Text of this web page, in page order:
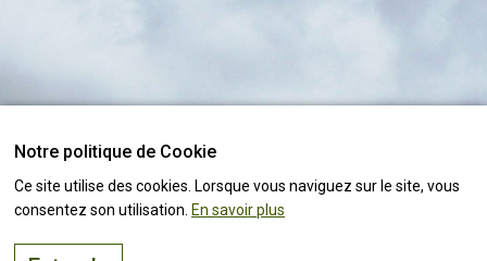
Notre politique de Cookie
Ce site utilise des cookies. Lorsque vous naviguez sur le site, vous
consentez son utilisation. En savoir plus
Le bon endroit pour
Suivez toutes lesactualités !